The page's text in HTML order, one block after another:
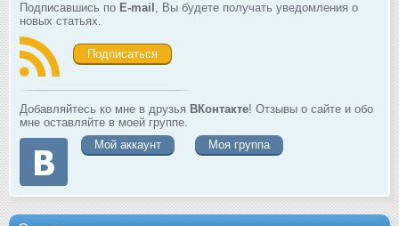
Подписавшись по E-mail , Вы будете получать уведомления о
новых статьях.
Подписаться
Добавляйтесь ко мне в друзья ВКонтакте! Отзывы о сайте и обо
мне оставляйте в моей группе.
Мой аккаунт
Моя группа